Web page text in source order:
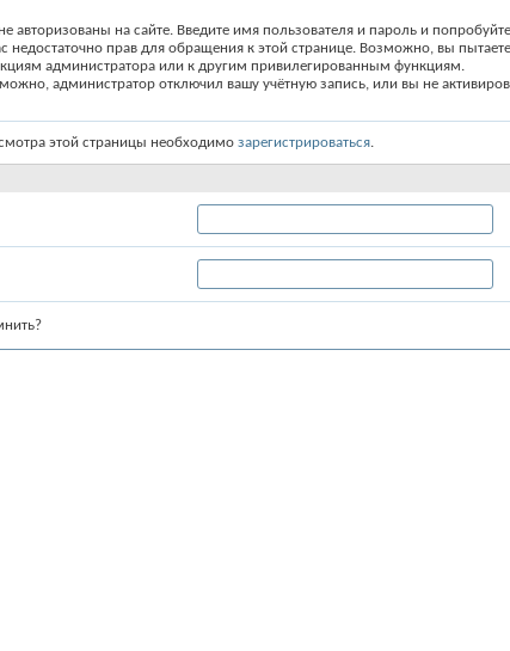
авторизованы на сайте. Введите имя пользователя и пароль и
недостаточно прав для обращения к этой странице. Возможно, вы
администратора или к другим привилегированным функциям.
администратор отключил вашу учётную запись, или вы не
этой страницы необходимо зарегистрироваться.